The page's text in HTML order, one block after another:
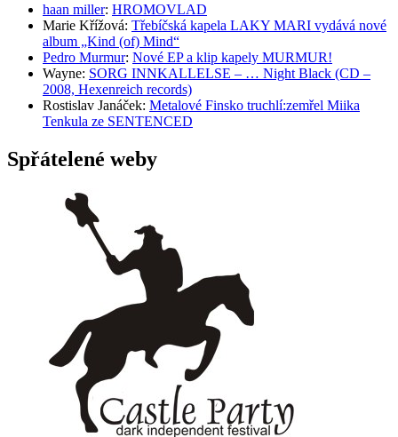
haan miller: HROMOVLAD
Marie Křížová: Třebíčská kapela LAKY MARI vydává nové
album „Kind (of) Mind“
Pedro Murmur: Nové EP a klip kapely MURMUR!
Wayne: SORG INNKALLELSE – … Night Black (CD –
2008, Hexenreich records)
Rostislav Janáček: Metalové Finsko truchlí:zemřel Miika
Tenkula ze SENTENCED
Spřátelené weby